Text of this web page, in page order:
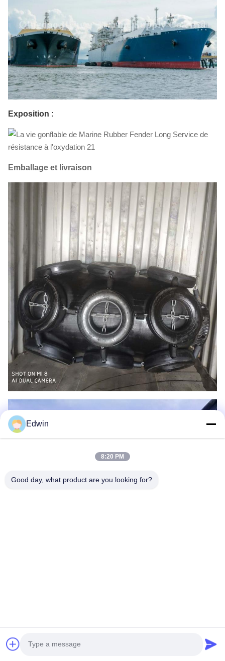
Exposition :
Emballage et livraison
La qualité est la pierre angulaire, service est l'âme.
Edwin
8:20 PM
Good day, what product are you looking for?